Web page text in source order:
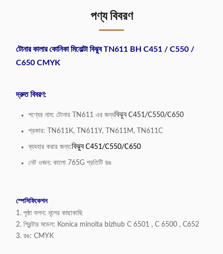
পণ্য বিবরণ
টোনার কালার কোনিকা মিনোল্টা বিঝুব TN611 BH C451 / C550 /
C650 CMYK
দ্রুত বিবরণ:
পণ্যের নাম: টোনার TN611 এর জন্যবিঝুব C451/C550/C650
প্রকার: TN611K, TN611Y, TN611M, TN611C
ব্যবহার করার জন্য:বিঝুব C451/C550/C650
নেট ওজন: কালো 765G প্রতিটি রঙ
স্পেসিফিকেশন
1. পৃষ্ঠা ফলন: মূলের কাছাকাছি
2. প্রিন্টার মডেল: Konica minolta bizhub C 6501 , C 6500 , C652
3. রঙ: CMYK